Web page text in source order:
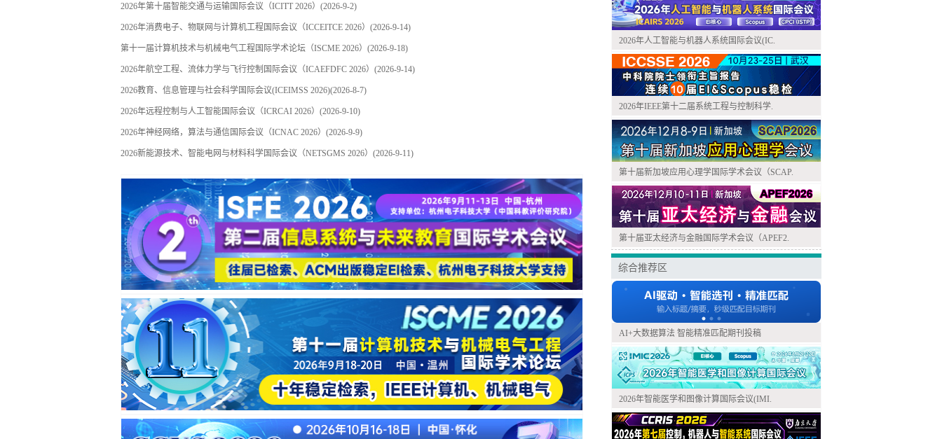
2026年第十届智能交通与运输国际会议（ICITT 2026） (2026-9-2)
2026年消费电子、物联网与计算机工程国际会议（ICCEITCE 2026） (2026-9-14)
第十一届计算机技术与机械电气工程国际学术论坛（ISCME 2026） (2026-9-18)
2026年航空工程、流体力学与飞行控制国际会议（ICAEFDFC 2026） (2026-9-14)
2026教育、信息管理与社会科学国际会议(ICEIMSS 2026)(2026-8-7)
2026年远程控制与人工智能国际会议（ICRCAI 2026） (2026-9-10)
2026年神经网络，算法与通信国际会议（ICNAC 2026） (2026-9-9)
2026新能源技术、智能电网与材料科学国际会议（NETSGMS 2026） (2026-9-11)
2026年人工智能与机器人系统国际会议(IC.
2026年IEEE第十二届系统工程与控制科学.
第十届新加坡应用心理学国际学术会议（SCAP.
第十届亚太经济与金融国际学术会议（APEF2.
综合推荐区
AI+大数据算法 智能精准匹配期刊投稿
2026年智能医学和图像计算国际会议(IMI.